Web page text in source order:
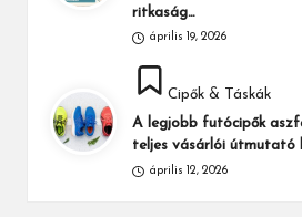
ritkaság…
április 19, 2026
Cipők & Táskák
A legjobb futócipők
teljes vásárlói útmutató
április 12, 2026